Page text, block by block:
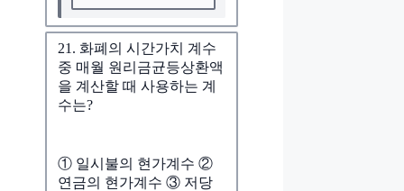
21. 화폐의 시간가치 계수
중 매월 원리금균등상환액
을 계산할 때 사용하는 계
수는?
① 일시불의 현가계수 ②
연금의 현가계수 ③ 저당